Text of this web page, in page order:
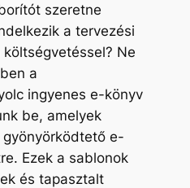
szeretne
a tervezési
Ne
a
ingyenes e-könyv
be, amelyek
e-
Ezek a sablonok
és tapasztalt